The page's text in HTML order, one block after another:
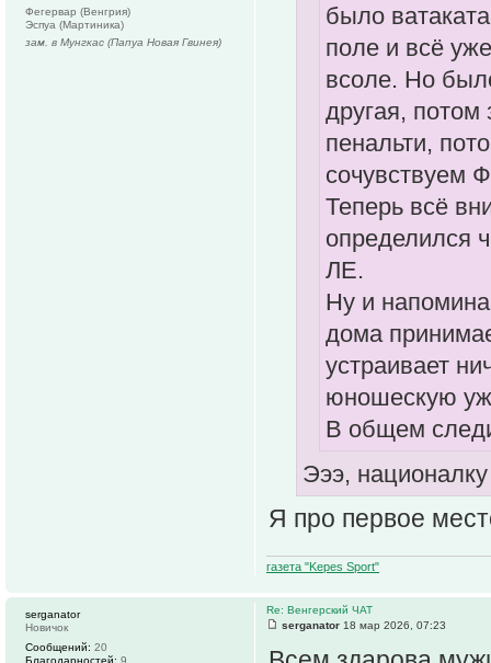
было
поле и всё
всоле. Но
другая,
пенальти,
сочувствуем
Теперь всё
определился
ЛЕ.
Ну и
дома
устраивает
юношескую
В общем
Эээ,
Я про первое
газета "Kepes Sport"
Фегервар (Венгрия)
Эспуа (Мартиника)
зам. в Мунгкас (Папуа Новая Гвинея)
Re: Венгерский ЧАТ
serganator 18 мар 2026, 07:23
serganator
Новичок
Сообщений: 20
Благодарностей: 9